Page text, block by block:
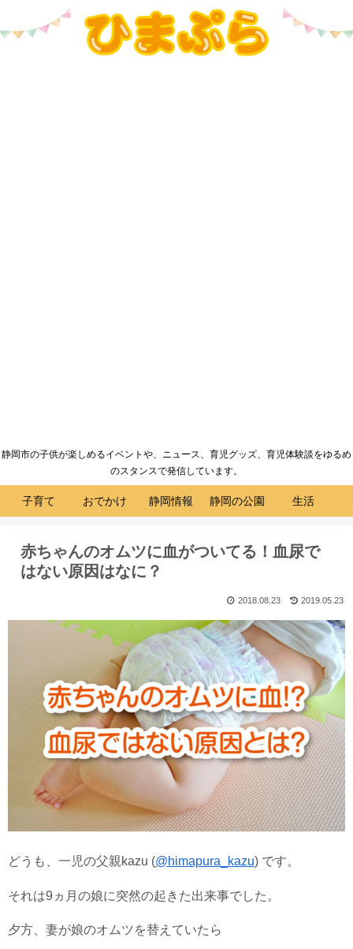
静岡市の子供が楽しめるイベントや、ニュース、育児グッズ、育児体験談をゆるめ
のスタンスで発信しています。
子育て おでかけ 静岡情報 静岡の公園 生活
赤ちゃんのオムツに血がついてる！血尿で
はない原因はなに？
2019.05.23
2018.08.23
どうも、一児の父親kazu (@himapura_kazu) です。
それは9ヵ月の娘に突然の起きた出来事でした。
夕方、妻が娘のオムツを替えていたら